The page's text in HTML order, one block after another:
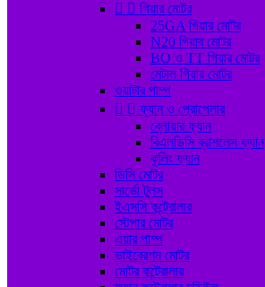
  গিয়ার মোটর
25GA গিয়ার মোটর
N20 গিয়ার মোটর
BO ও TT গিয়ার মোটর
মেটাল গিয়ার মোটর
ওয়াটার পাম্প
  ফ্যান ও প্রোপেলার
ব্লোয়ার ফ্যান
বিএলডিসি ব্রাশলেস ফ্যান
কুলিং ফ্যান
ডিসি মোটর
সার্ভো টুলস
ইএসসি কন্ট্রোলার
স্টেপার মোটর
এয়ার পাম্প
ভাইব্রেশন মোটর
মোটর কন্ট্রোলার